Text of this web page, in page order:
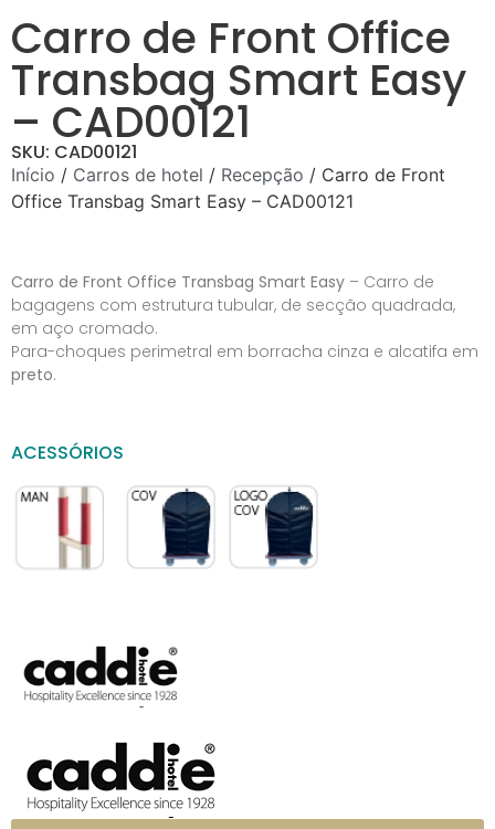
Carro de Front Office
Transbag Smart Easy
– CAD00121
SKU: CAD00121
Início / Carros de hotel / Recepção / Carro de Front
Office Transbag Smart Easy – CAD00121
Carro de Front Office Transbag Smart Easy – Carro de
bagagens com estrutura tubular, de secção quadrada,
em aço cromado.
Para-choques perimetral em borracha cinza e alcatifa em
preto.
ACESSÓRIOS